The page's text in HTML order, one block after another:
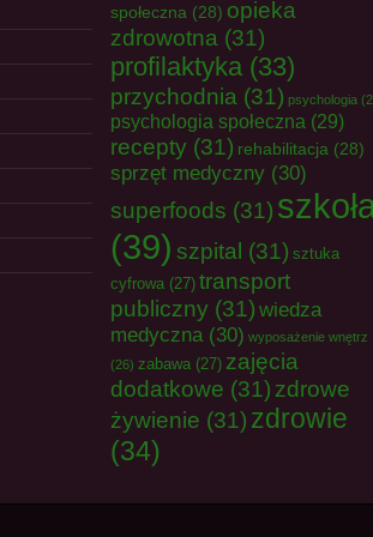
społeczna (28) opieka
zdrowotna (31)
profilaktyka (33)
przychodnia (31) psychologia
psychologia społeczna (29)
recepty (31) rehabilitacja (28)
sprzęt medyczny (30)
superfoods (31)
(39) szpital (31) sztuka
cyfrowa (27) transport
publiczny (31) wiedza
medyczna(30) wyposażenie wnętrz
(26) zabawa (27) zajęcia
dodatkowe (31) zdrowe
żywienie (31) zdrowie
(34)